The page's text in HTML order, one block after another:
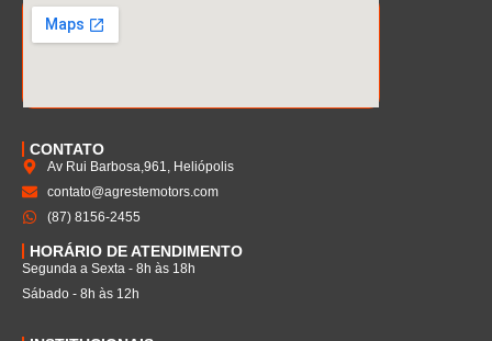
CONTATO
Av Rui Barbosa,961, Heliópolis
contato@agrestemotors.com
(87) 8156-2455
HORÁRIO DE ATENDIMENTO
Segunda a Sexta - 8h às 18h
Sábado - 8h às 12h